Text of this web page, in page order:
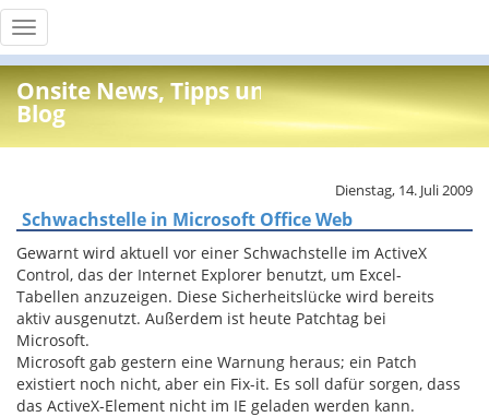
Toggle
navigation
Onsite News, Tipps und Info
Blog
Dienstag, 14. Juli 2009
Schwachstelle in Microsoft Office Web
Gewarnt wird aktuell vor einer Schwachstelle im ActiveX
Control, das der Internet Explorer benutzt, um Excel-
Tabellen anzuzeigen. Diese Sicherheitslücke wird bereits
aktiv ausgenutzt. Außerdem ist heute Patchtag bei
Microsoft.
Microsoft gab gestern eine Warnung heraus; ein Patch
existiert noch nicht, aber ein Fix-it. Es soll dafür sorgen, dass
das ActiveX-Element nicht im IE geladen werden kann.